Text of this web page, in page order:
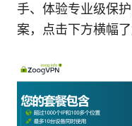
手、体验专业级保
案，点击下方横幅了